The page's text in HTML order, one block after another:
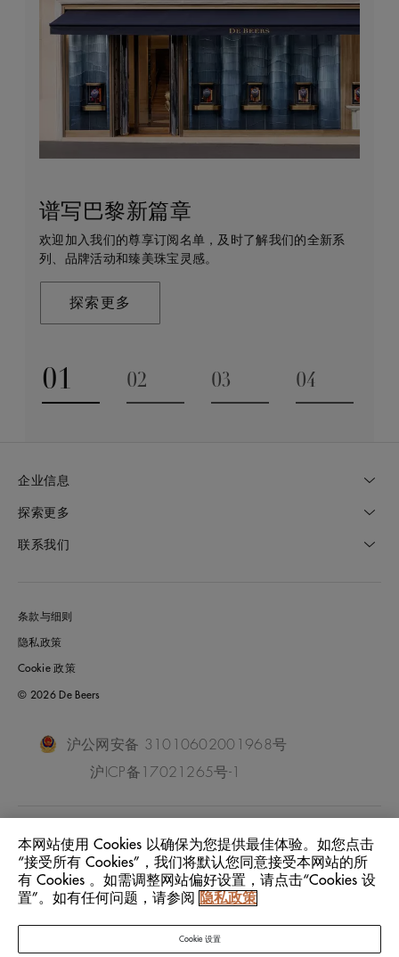
谱写巴黎新篇章
欢迎加入我们的尊享订阅名单，及时了解我们的全新系
列、品牌活动和臻美珠宝灵感。
探索更多
守护永恒
戴比尔斯珠宝在全球珠宝领域独树一帜，因为我们是唯
一与钻石原产地建立直接联系的奢华珠宝品牌。
探索更多
客户服务
无论您是线上浏览还是到访我们的精品店，我们都期待
为您提供定制化的购物体验。您可通过预约获得专家的
了解更多
戴比尔斯的世界
De Beers 成立于伦敦，灵感来自非洲的自然，是奢华
钻石珠宝的巅峰。我们的创意和工艺将钻石转化为永恒
探索更多
01
Go to slide 1
02
03
04
企业信息
探索更多
联系我们
条款与细则
隐私政策
Cookie 政策
© 2026 De Beers
沪公网安备 31010602001968号
沪ICP备17021265号-1
位置: China Mainland
语言: 中文
本网站使用 Cookies 以确保为您提供最佳体验。如您点击
“接受所有 Cookies”，我们将默认您同意接受本网站的所
有 Cookies 。如需调整网站偏好设置，请点击“Cookies 设
置”。如有任何问题，请参阅
隐私政策
Cookie 设置